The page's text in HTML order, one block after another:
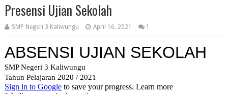
Presensi Ujian Sekolah
SMP Negeri 3 Kaliwungu April 16, 2021 1